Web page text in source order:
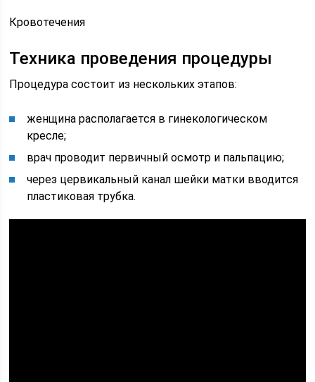
Кровотечения
Техника проведения процедуры
Процедура состоит из нескольких этапов:
женщина располагается в гинекологическом
кресле;
врач проводит первичный осмотр и пальпацию;
через цервикальный канал шейки матки вводится
пластиковая трубка.